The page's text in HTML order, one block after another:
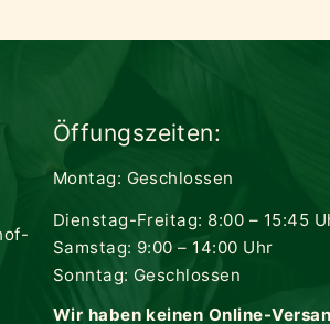
Öffungszeiten:
Montag: Geschlossen
Dienstag-Freitag: 8:00 – 15:45
Samstag: 9:00 – 14:00 Uhr
Sonntag: Geschlossen
Wir haben keinen Online-